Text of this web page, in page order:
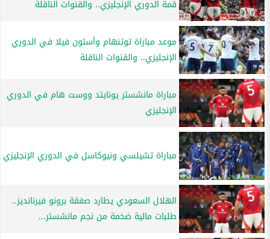
قمة الدوري الإنجليزي.. والقنوات الناقلة
موعد مباراة توتنهام وأستون فيلا في الدوري
الإنجليزي.. والقنوات الناقلة
مباراة مانشستر يونايتد ووست هام في الدوري
الإنجليزي
مباراة تشيلسي ونيوكاسل في الدوري الإنجليزي
الهلال السعودي يطارد صفقة برونو فيرنانديز..
طلبات مالية ضخمة من نجم مانشستر...